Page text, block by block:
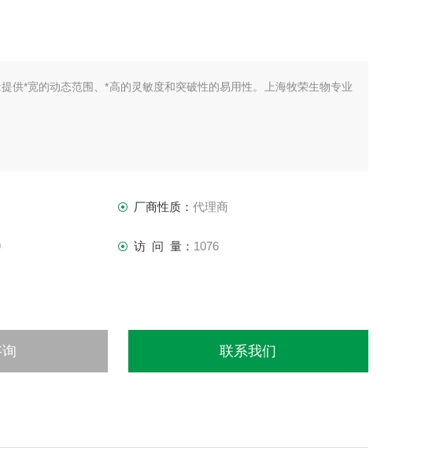
供*宽的动态范围、*高的灵敏度和突破性的易用性。上海牧荣生物专业
厂商性质： 代理商
访 问 量： 1076
联系我们